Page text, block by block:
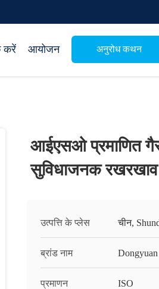
करें आयोजन अनुरोध कथन
आईएसओ प्रमाणित
सुविधाजनक रखरखाव
उत्पत्ति के प्लेस चीन,
ब्रांड नाम Dongyuan
प्रमाणन ISO